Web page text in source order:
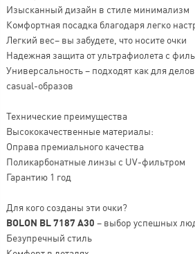
Изысканный дизайн в стиле минимализм
Комфортная посадка благодаря легко
Легкий вес– вы забудете, что носите очки
Надежная защита от ультрафиолета с
Универсальность – подходят как для
casual-образов
Технические преимущества
Высококачественные материалы:
Оправа премиального качества
Поликарбонатные линзы с UV-фильтром
Гарантию 1 год
Для кого созданы эти очки?
BOLON BL 7187 A30 – выбор успешных
Безупречный стиль